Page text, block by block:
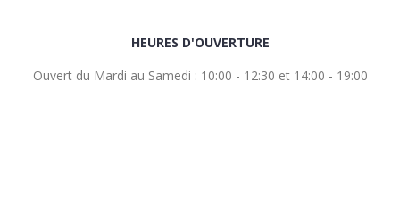
HEURES D'OUVERTURE
Ouvert du Mardi au Samedi : 10:00 - 12:30 et 14:00 - 19:00